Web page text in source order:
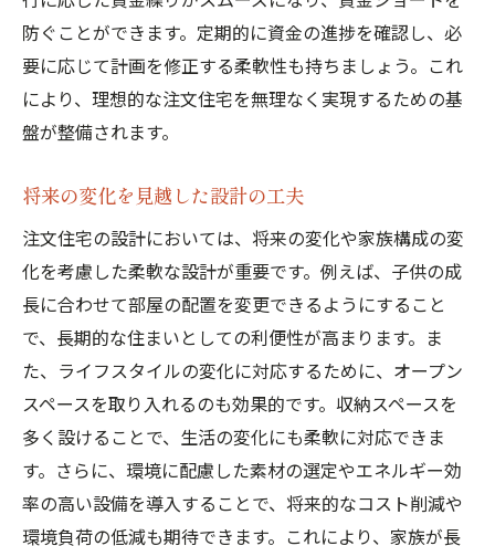
防ぐことができます。定期的に資金の進捗を確認し、必
要に応じて計画を修正する柔軟性も持ちましょう。これ
により、理想的な注文住宅を無理なく実現するための基
盤が整備されます。
将来の変化を見越した設計の工夫
注文住宅の設計においては、将来の変化や家族構成の変
化を考慮した柔軟な設計が重要です。例えば、子供の成
長に合わせて部屋の配置を変更できるようにすること
で、長期的な住まいとしての利便性が高まります。ま
た、ライフスタイルの変化に対応するために、オープン
スペースを取り入れるのも効果的です。収納スペースを
多く設けることで、生活の変化にも柔軟に対応できま
す。さらに、環境に配慮した素材の選定やエネルギー効
率の高い設備を導入することで、将来的なコスト削減や
環境負荷の低減も期待できます。これにより、家族が長